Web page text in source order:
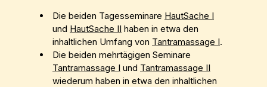
Die beiden Tagesseminare HautSache I
und HautSache II haben in etwa den
inhaltlichen Umfang von Tantramassage I.
Die beiden mehrtägigen Seminare
Tantramassage I und Tantramassage II
wiederum haben in etwa den inhaltlichen